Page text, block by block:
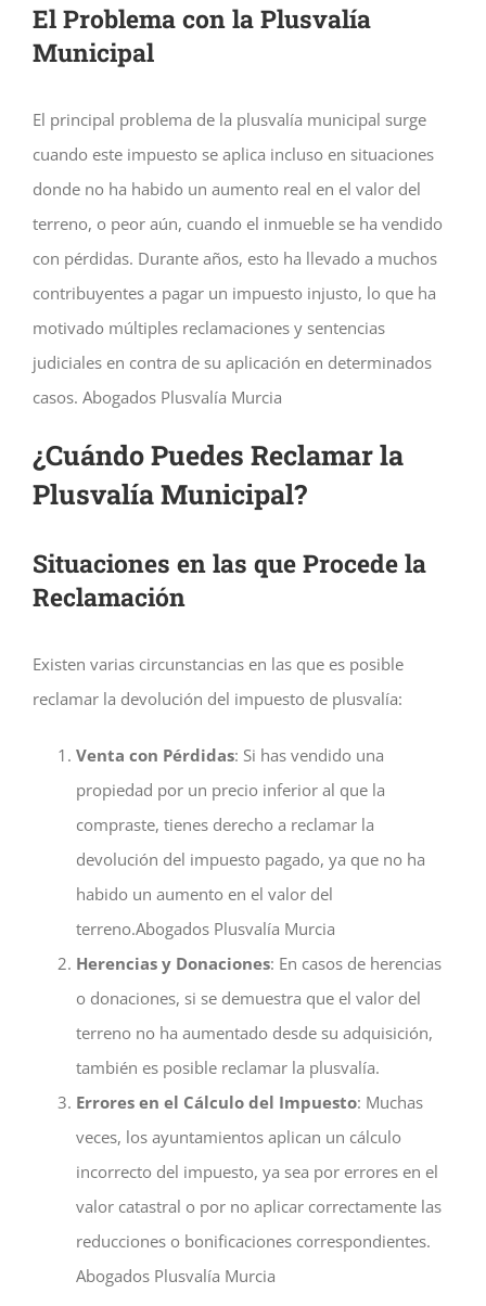
El Problema con la Plusvalía
Municipal
El principal problema de la plusvalía municipal surge
cuando este impuesto se aplica incluso en situaciones
donde no ha habido un aumento real en el valor del
terreno, o peor aún, cuando el inmueble se ha vendido
con pérdidas. Durante años, esto ha llevado a muchos
contribuyentes a pagar un impuesto injusto, lo que ha
motivado múltiples reclamaciones y sentencias
judiciales en contra de su aplicación en determinados
casos. Abogados Plusvalía Murcia
¿Cuándo Puedes Reclamar la
Plusvalía Municipal?
Situaciones en las que Procede la
Reclamación
Existen varias circunstancias en las que es posible
reclamar la devolución del impuesto de plusvalía:
Venta con Pérdidas: Si has vendido una
propiedad por un precio inferior al que la
compraste, tienes derecho a reclamar la
devolución del impuesto pagado, ya que no ha
habido un aumento en el valor del
terreno.Abogados Plusvalía Murcia
Herencias y Donaciones: En casos de herencias
o donaciones, si se demuestra que el valor del
terreno no ha aumentado desde su adquisición,
también es posible reclamar la plusvalía.
Errores en el Cálculo del Impuesto: Muchas
veces, los ayuntamientos aplican un cálculo
incorrecto del impuesto, ya sea por errores en el
valor catastral o por no aplicar correctamente las
reducciones o bonificaciones correspondientes.
Abogados Plusvalía Murcia